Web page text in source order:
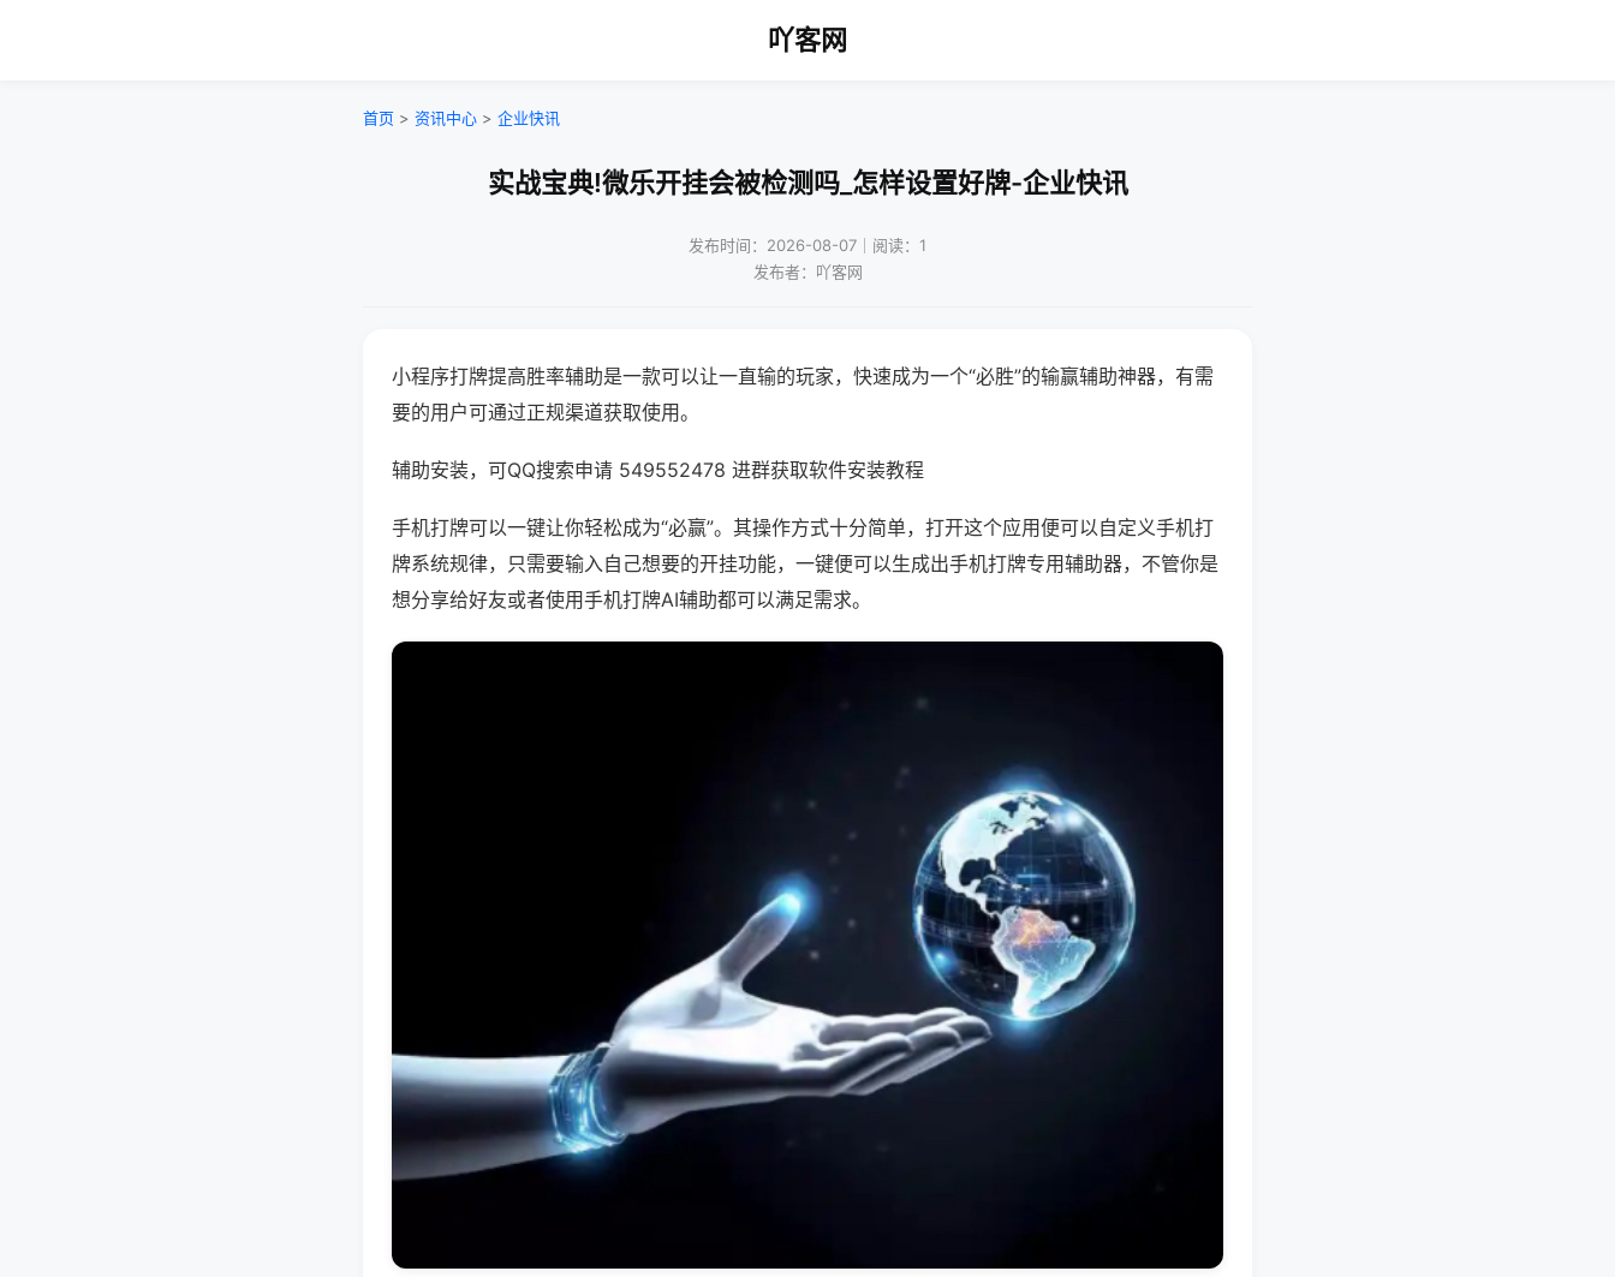
吖客网
首页 > 资讯中心 > 企业快讯
实战宝典!微乐开挂会被检测吗_怎样设置好牌-企业快讯
发布时间：2026-08-07｜阅读：1
发布者：吖客网
小程序打牌提高胜率辅助是一款可以让一直输的玩家，快速成为一个“必胜”的输赢辅助神器，有需
要的用户可通过正规渠道获取使用。
辅助安装，可QQ搜索申请 549552478 进群获取软件安装教程
手机打牌可以一键让你轻松成为“必赢”。其操作方式十分简单，打开这个应用便可以自定义手机打
牌系统规律，只需要输入自己想要的开挂功能，一键便可以生成出手机打牌专用辅助器，不管你是
想分享给好友或者使用手机打牌AI辅助都可以满足需求。